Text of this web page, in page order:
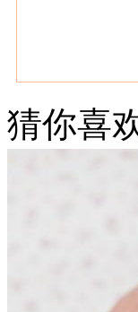
猜你喜